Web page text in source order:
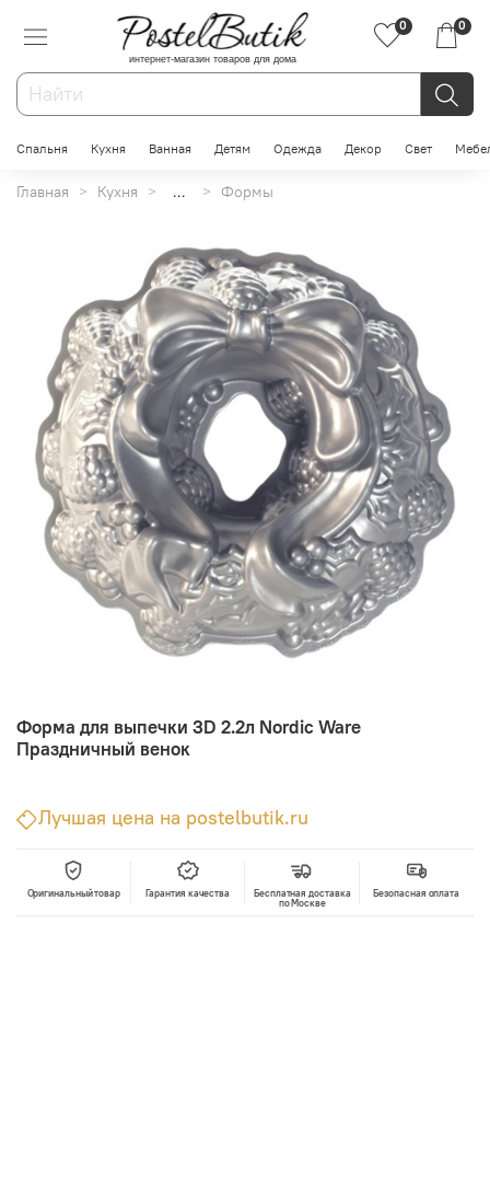
интернет-магазин товаров для дома
0 0
Спальня Кухня Ванная Детям Одежда Декор Свет
Главная Кухня ... Формы
Форма для выпечки 3D 2.2л Nordic Ware
Праздничный венок
Лучшая цена на postelbutik.ru
Оригинальный товар Гарантия качества
Бесплатная доставка
по Москве
Безопасная оплата